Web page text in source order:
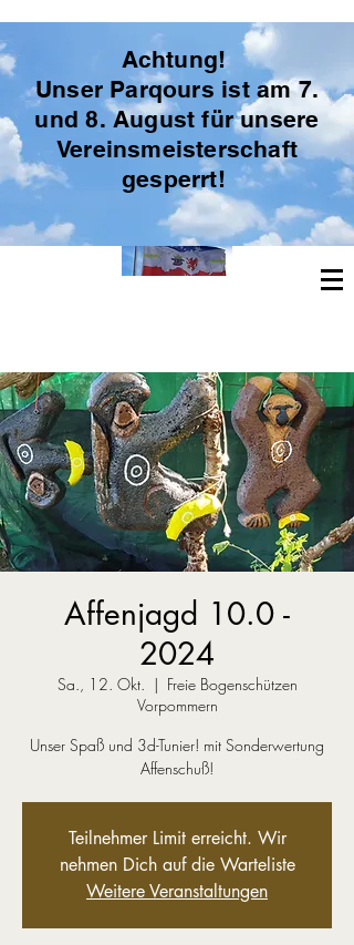
Freie Bogenschützen Vorpommern
Achtung!
Unser Parqours ist am 7.
und 8. August für unsere
Vereinsmeisterschaft
gesperrt!
Affenjagd 10.0 -
2024
Sa., 12. Okt.
  |
Freie Bogenschützen
Vorpommern
Unser Spaß und 3d-Tunier! mit Sonderwertung
Teilnehmer Limit erreicht. Wir
nehmen Dich auf die Warteliste
Weitere Veranstaltungen